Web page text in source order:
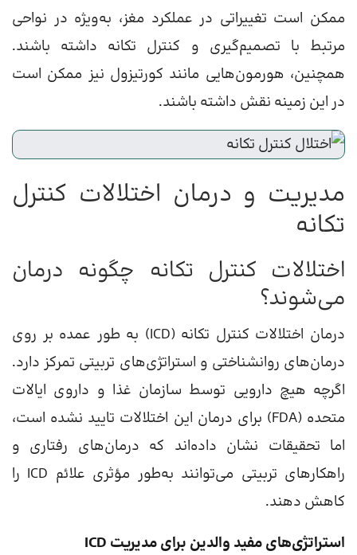
ممکن است تغییراتی در عملکرد مغز، به‌ویژه در نواحی
مرتبط با تصمیم‌گیری و کنترل تکانه داشته باشند.
همچنین، هورمون‌هایی مانند کورتیزول نیز ممکن است
در این زمینه نقش داشته باشند.
مدیریت و درمان اختلالات کنترل
تکانه
اختلالات کنترل تکانه چگونه درمان
می‌شوند؟
درمان اختلالات کنترل تکانه (ICD) به طور عمده بر روی
درمان‌های روانشناختی و استراتژی‌های تربیتی تمرکز دارد.
اگرچه هیچ دارویی توسط سازمان غذا و داروی ایالات
متحده (FDA) برای درمان این اختلالات تایید نشده است،
اما تحقیقات نشان داده‌اند که درمان‌های رفتاری و
راهکارهای تربیتی می‌توانند به‌طور مؤثری علائم ICD را
کاهش دهند.
استراتژی‌های مفید والدین برای مدیریت ICD